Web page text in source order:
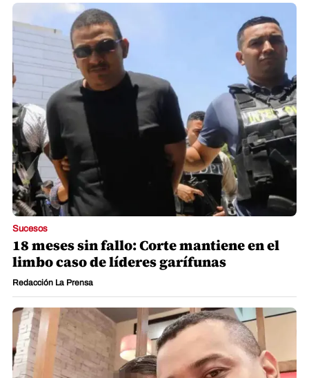
Sucesos
18 meses sin fallo: Corte mantiene en el
limbo caso de líderes garífunas
Redacción La Prensa